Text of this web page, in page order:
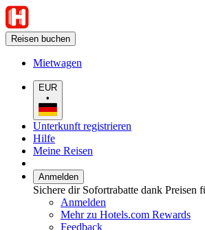
Reisen buchen
Mietwagen
EUR
•
Unterkunft registrieren
Hilfe
Meine Reisen
Anmelden
Sichere dir Sofortrabatte dank Preisen
Anmelden
Mehr zu Hotels.com Rewards
Feedback